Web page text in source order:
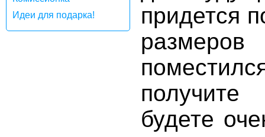
Идеи для подарка!
придется
будете